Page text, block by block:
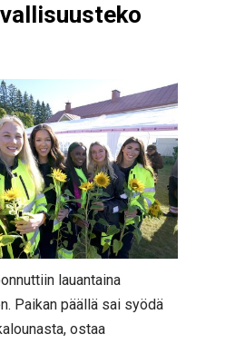
lauantaina
Paikan päällä sai syödä
ostaa